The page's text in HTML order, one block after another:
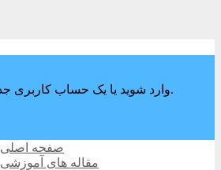
وارد شوید یا یک حساب کاربری جدید ایجاد کنید.
صفحه اصلی
مقاله های آموزشی